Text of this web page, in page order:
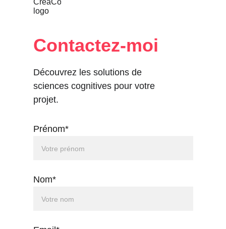
Contactez-moi
Découvrez les solutions de
sciences cognitives pour votre
projet.
Prénom*
Nom*